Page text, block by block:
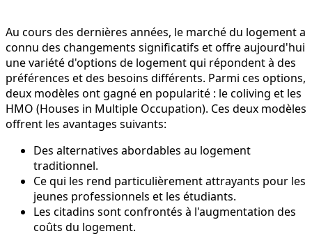
Au cours des dernières années, le marché du logement a
connu des changements significatifs et offre aujourd'hui
une variété d'options de logement qui répondent à des
préférences et des besoins différents. Parmi ces options,
deux modèles ont gagné en popularité : le coliving et les
HMO (Houses in Multiple Occupation). Ces deux modèles
offrent les avantages suivants:
Des alternatives abordables au logement
traditionnel.
Ce qui les rend particulièrement attrayants pour les
jeunes professionnels et les étudiants.
Les citadins sont confrontés à l'augmentation des
coûts du logement.